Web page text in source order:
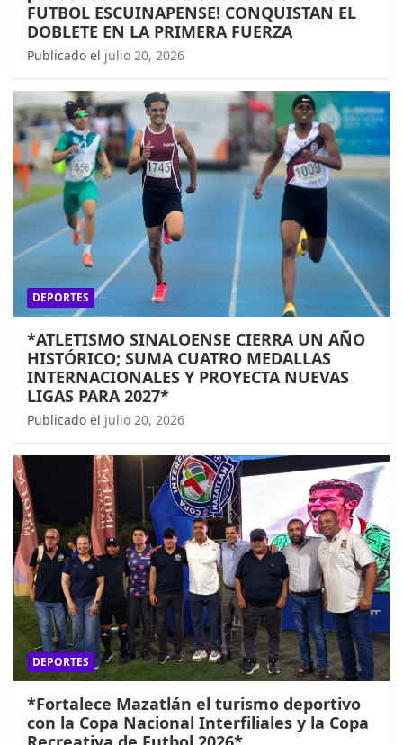
FUTBOL ESCUINAPENSE! CONQUISTAN EL
DOBLETE EN LA PRIMERA FUERZA
Publicado el julio 20, 2026
DEPORTES
*ATLETISMO SINALOENSE CIERRA UN AÑO
HISTÓRICO; SUMA CUATRO MEDALLAS
INTERNACIONALES Y PROYECTA NUEVAS
LIGAS PARA 2027*
Publicado el julio 20, 2026
DEPORTES
*Fortalece Mazatlán el turismo deportivo
con la Copa Nacional Interfiliales y la Copa